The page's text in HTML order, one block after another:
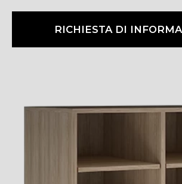
RICHIESTA DI